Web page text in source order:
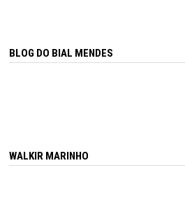
BLOG DO BIAL MENDES
WALKIR MARINHO